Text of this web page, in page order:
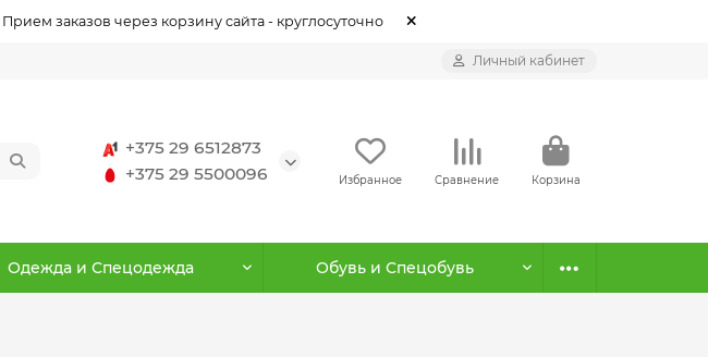
заказов через корзину сайта - круглосуточно
Личный кабинет
+375 29 6512873
+375 29 5500096
Избранное Сравнение Корзина
Одежда и Спецодежда Обувь и Спецобувь